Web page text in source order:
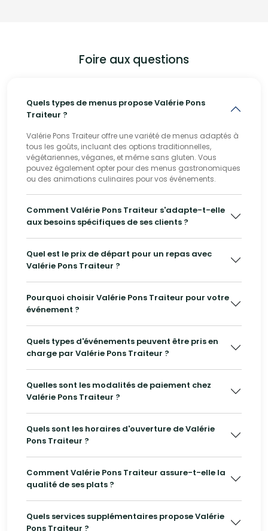
Foire aux questions
Quels types de menus propose Valérie Pons
Traiteur ?
Valérie Pons Traiteur offre une variété de menus adaptés à
tous les goûts, incluant des options traditionnelles,
végétariennes, véganes, et même sans gluten. Vous
pouvez également opter pour des menus gastronomiques
ou des animations culinaires pour vos événements.
Comment Valérie Pons Traiteur s'adapte-t-elle
aux besoins spécifiques de ses clients ?
Quel est le prix de départ pour un repas avec
Valérie Pons Traiteur ?
Pourquoi choisir Valérie Pons Traiteur pour votre
événement ?
Quels types d'événements peuvent être pris en
charge par Valérie Pons Traiteur ?
Quelles sont les modalités de paiement chez
Valérie Pons Traiteur ?
Quels sont les horaires d'ouverture de Valérie
Pons Traiteur ?
Comment Valérie Pons Traiteur assure-t-elle la
qualité de ses plats ?
Quels services supplémentaires propose Valérie
Pons Traiteur ?